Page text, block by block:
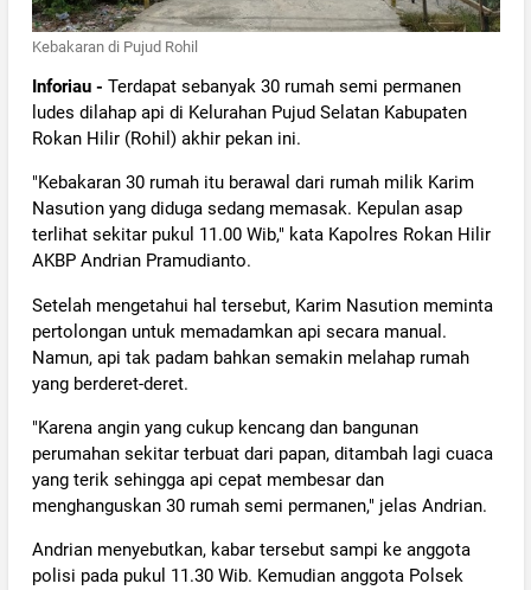
Kebakaran di Pujud Rohil
Inforiau - Terdapat sebanyak 30 rumah semi permanen
ludes dilahap api di Kelurahan Pujud Selatan Kabupaten
Rokan Hilir (Rohil) akhir pekan ini.
"Kebakaran 30 rumah itu berawal dari rumah milik Karim
Nasution yang diduga sedang memasak. Kepulan asap
terlihat sekitar pukul 11.00 Wib," kata Kapolres Rokan Hilir
AKBP Andrian Pramudianto.
Setelah mengetahui hal tersebut, Karim Nasution meminta
pertolongan untuk memadamkan api secara manual.
Namun, api tak padam bahkan semakin melahap rumah
yang berderet-deret.
"Karena angin yang cukup kencang dan bangunan
perumahan sekitar terbuat dari papan, ditambah lagi cuaca
yang terik sehingga api cepat membesar dan
menghanguskan 30 rumah semi permanen," jelas Andrian.
Andrian menyebutkan, kabar tersebut sampi ke anggota
polisi pada pukul 11.30 Wib. Kemudian anggota Polsek